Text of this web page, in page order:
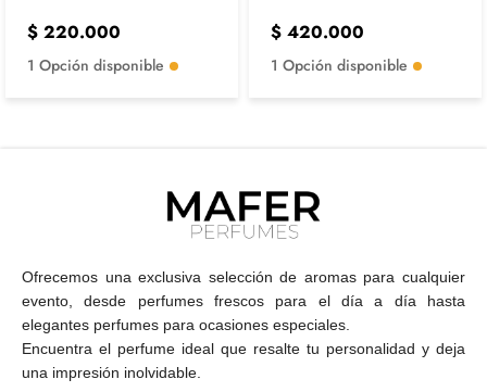
$ 220.000
1 Opción disponible
$ 420.000
1 Opción disponible
Ofrecemos una exclusiva selección de aromas para cualquier
evento, desde perfumes frescos para el día a día hasta
elegantes perfumes para ocasiones especiales.
Encuentra el perfume ideal que resalte tu personalidad y deja
una impresión inolvidable.